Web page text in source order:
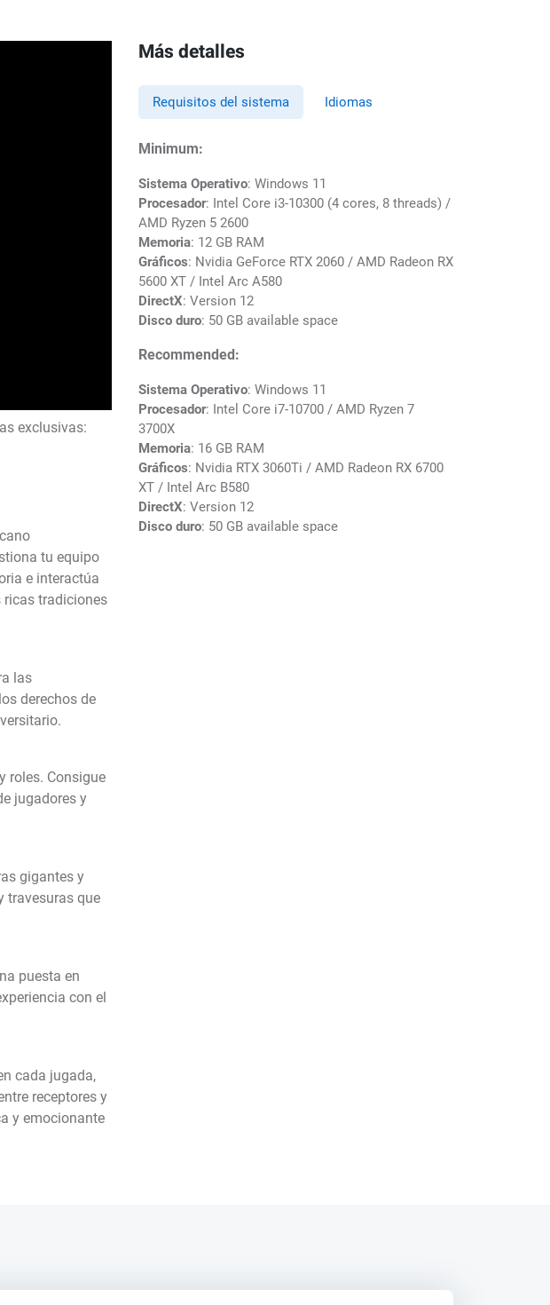
exclusivas:
tu equipo
e interactúa
tradiciones
las
derechos de
roles. Consigue
jugadores y
gigantes y
travesuras que
puesta en
con el
cada jugada,
receptores y
y emocionante
Más detalles
Requisitos del sistema Idiomas
Minimum:
Sistema Operativo: Windows 11
Procesador: Intel Core i3-10300 (4 cores, 8 threads) /
AMD Ryzen 5 2600
Memoria: 12 GB RAM
Gráficos: Nvidia GeForce RTX 2060 / AMD Radeon RX
5600 XT / Intel Arc A580
DirectX: Version 12
Disco duro: 50 GB available space
Recommended:
Sistema Operativo: Windows 11
Procesador: Intel Core i7-10700 / AMD Ryzen 7
3700X
Memoria: 16 GB RAM
Gráficos: Nvidia RTX 3060Ti / AMD Radeon RX 6700
XT / Intel Arc B580
DirectX: Version 12
Disco duro: 50 GB available space